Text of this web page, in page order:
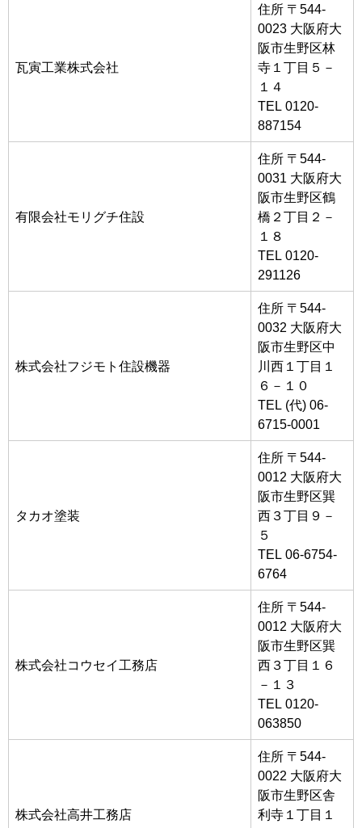
瓦寅工業株式会社
住所 〒544-
0023 大阪府大
阪市生野区林
寺１丁目５－
１４
TEL 0120-
887154
有限会社モリグチ住設
住所 〒544-
0031 大阪府大
阪市生野区鶴
橋２丁目２－
１８
TEL 0120-
291126
株式会社フジモト住設機器
住所 〒544-
0032 大阪府大
阪市生野区中
川西１丁目１
６－１０
TEL (代) 06-
6715-0001
タカオ塗装
住所 〒544-
0012 大阪府大
阪市生野区巽
西３丁目９－
５
TEL 06-6754-
6764
株式会社コウセイ工務店
住所 〒544-
0012 大阪府大
阪市生野区巽
西３丁目１６
－１３
TEL 0120-
063850
株式会社高井工務店
住所 〒544-
0022 大阪府大
阪市生野区舎
利寺１丁目１